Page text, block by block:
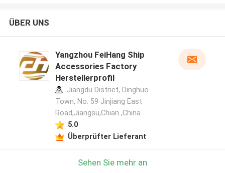
ÜBER UNS
Yangzhou FeiHang Ship
Accessories Factory
Herstellerprofil
Jiangdu District, Dinghuo
Town, No. 59 Jinjiang East
Road,Jiangsu,Chian ,China
5.0
Überprüfter Lieferant
Sehen Sie mehr an